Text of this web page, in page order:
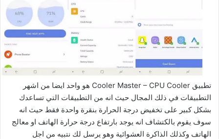
تطبيق Cooler Master – CPU Cooler هو واحد ايضا من اشهر
التطبيقات في ذلك المجال حيث انه من التطبيقات التي تساعدك
بشكل كبير على تخفيض درجة الحرارة بنقرة واحدة فقط حيث انه
سوف يقوم بالكتشاف انه يوجد بارتفاع درجة حرارة الهاتف او معالج
الهاتف وكذلك الذاكرة العشوائية وهو يرسل لك نتبيه من اجل